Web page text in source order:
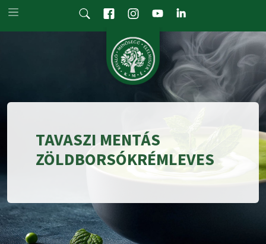
Skip to main content
TAVASZI MENTÁS
ZÖLDBORSÓKRÉMLEVES